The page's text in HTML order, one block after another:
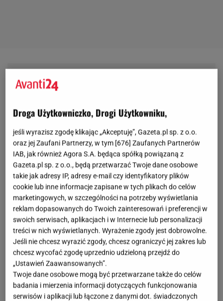
Droga Użytkowniczko, Drogi Użytkowniku,
jeśli wyrazisz zgodę klikając „Akceptuję”, Gazeta.pl sp. z o.o.
oraz jej Zaufani Partnerzy, w tym [676] Zaufanych Partnerów
IAB, jak również Agora S.A. będąca spółką powiązaną z
Gazeta.pl sp. z o.o., będą przetwarzać Twoje dane osobowe
takie jak adresy IP, adresy e-mail czy identyfikatory plików
cookie lub inne informacje zapisane w tych plikach do celów
marketingowych, w szczególności na potrzeby wyświetlania
reklam dopasowanych do Twoich zainteresowań i preferencji w
swoich serwisach, aplikacjach i w Internecie lub personalizacji
treści w nich wyświetlanych. Wyrażenie zgody jest dobrowolne.
Jeśli nie chcesz wyrazić zgody, chcesz ograniczyć jej zakres lub
chcesz wycofać zgodę uprzednio udzieloną przejdź do
„Ustawień Zaawansowanych”.
Twoje dane osobowe mogą być przetwarzane także do celów
badania i mierzenia informacji dotyczących funkcjonowania
serwisów i aplikacji lub łączone z danymi dot. świadczonych